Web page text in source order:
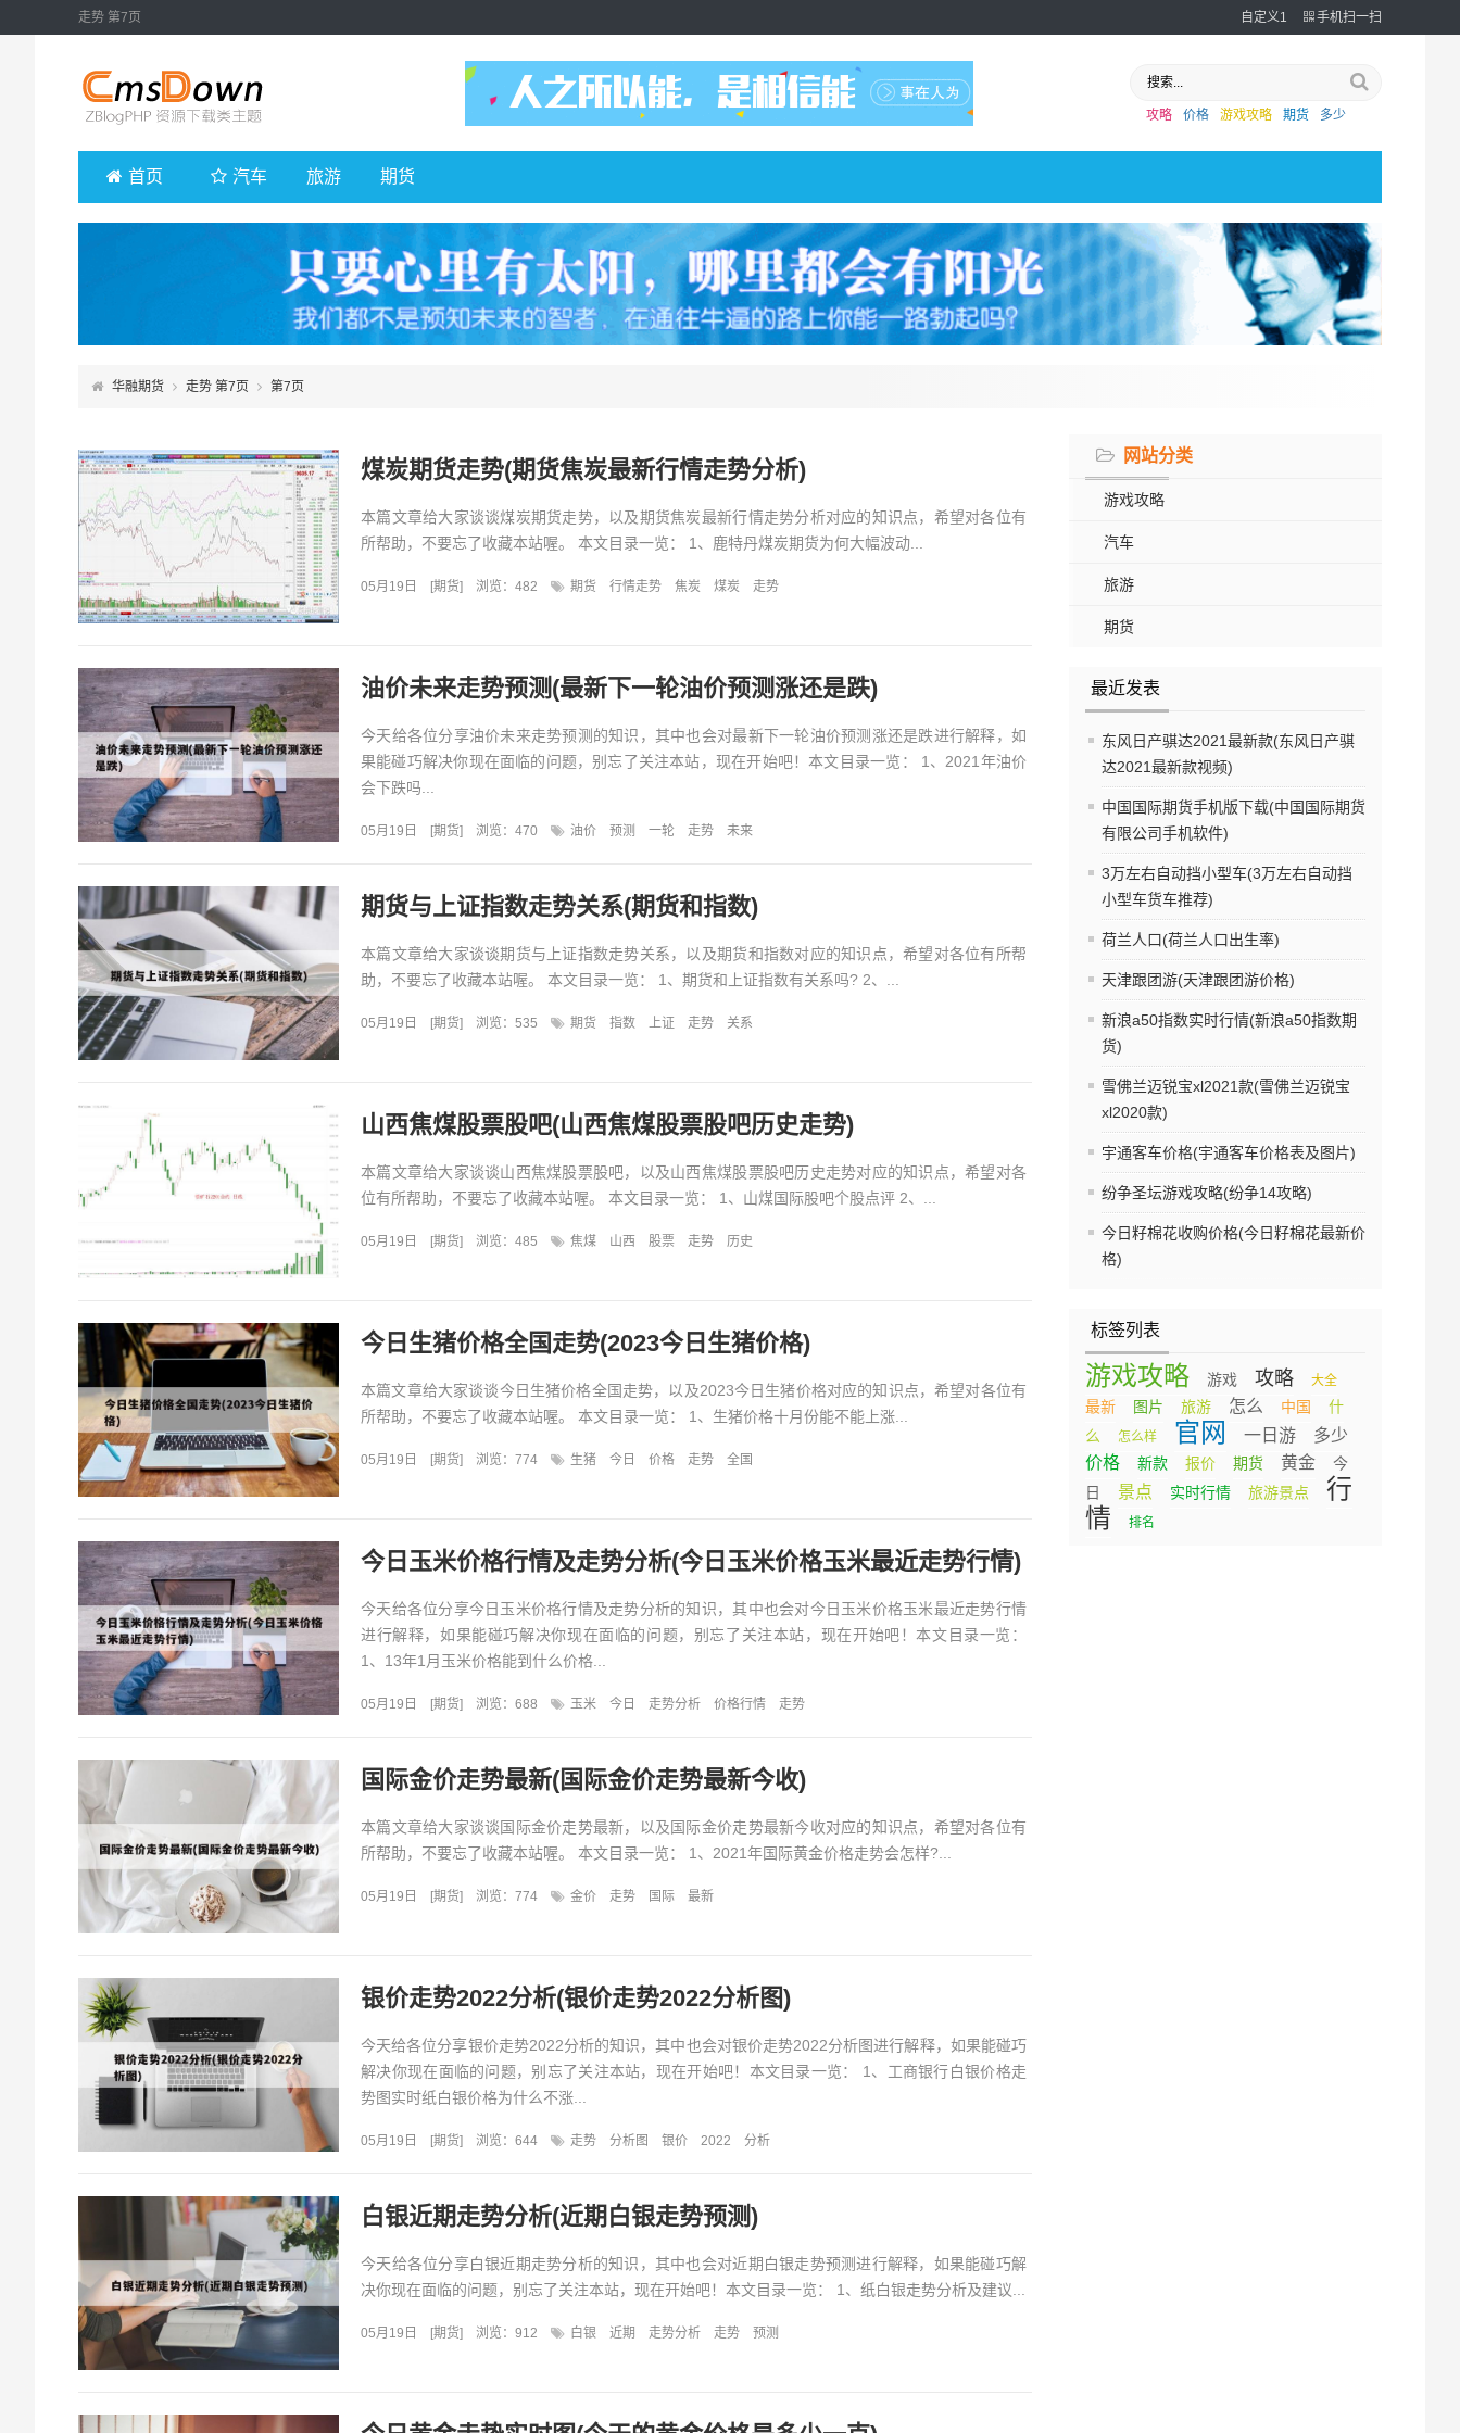
走势 第7页 自定义1 手机扫一扫
攻略 价格 游戏攻略 期货 多少
首页 汽车 旅游 期货
华融期货 走势 第7页 第7页
网站分类
游戏攻略
汽车
旅游
期货
最近发表
东风日产骐达2021最新款(东风日产骐
达2021最新款视频)
中国国际期货手机版下载(中国国际期货
有限公司手机软件)
3万左右自动挡小型车(3万左右自动挡
小型车货车推荐)
荷兰人口(荷兰人口出生率)
天津跟团游(天津跟团游价格)
新浪a50指数实时行情(新浪a50指数期
货)
雪佛兰迈锐宝xl2021款(雪佛兰迈锐宝
xl2020款)
宇通客车价格(宇通客车价格表及图片)
纷争圣坛游戏攻略(纷争14攻略)
今日籽棉花收购价格(今日籽棉花最新价
格)
标签列表
游戏攻略 游戏 攻略 大全
最新 图片 旅游 怎么 中国
什
么
怎么样 官网 一日游
多少
价格
新款 报价 期货 黄金
今
日
景点 实时行情 旅游景点
行
情
排名
煤炭期货走势(期货焦炭最新行情走势分析)
本篇文章给大家谈谈煤炭期货走势，以及期货焦炭最新行情走势分析对应的知识点，希望对各位有
所帮助，不要忘了收藏本站喔。 本文目录一览： 1、鹿特丹煤炭期货为何大幅波动...
05月19日 [期货] 浏览：482 期货 行情走势 焦炭 煤炭 走势
油价未来走势预测(最新下一轮油价预测涨还是跌)
今天给各位分享油价未来走势预测的知识，其中也会对最新下一轮油价预测涨还是跌进行解释，如
果能碰巧解决你现在面临的问题，别忘了关注本站，现在开始吧！本文目录一览： 1、2021年油价
会下跌吗...
05月19日 [期货] 浏览：470 油价 预测 一轮 走势 未来
期货与上证指数走势关系(期货和指数)
本篇文章给大家谈谈期货与上证指数走势关系，以及期货和指数对应的知识点，希望对各位有所帮
助，不要忘了收藏本站喔。 本文目录一览： 1、期货和上证指数有关系吗? 2、...
05月19日 [期货] 浏览：535 期货 指数 上证 走势 关系
山西焦煤股票股吧(山西焦煤股票股吧历史走势)
本篇文章给大家谈谈山西焦煤股票股吧，以及山西焦煤股票股吧历史走势对应的知识点，希望对各
位有所帮助，不要忘了收藏本站喔。 本文目录一览： 1、山煤国际股吧个股点评 2、...
05月19日 [期货] 浏览：485 焦煤 山西 股票 走势 历史
今日生猪价格全国走势(2023今日生猪价格)
本篇文章给大家谈谈今日生猪价格全国走势，以及2023今日生猪价格对应的知识点，希望对各位有
所帮助，不要忘了收藏本站喔。 本文目录一览： 1、生猪价格十月份能不能上涨...
05月19日 [期货] 浏览：774 生猪 今日 价格 走势 全国
今日玉米价格行情及走势分析(今日玉米价格玉米最近走势行情)
今天给各位分享今日玉米价格行情及走势分析的知识，其中也会对今日玉米价格玉米最近走势行情
进行解释，如果能碰巧解决你现在面临的问题，别忘了关注本站，现在开始吧！本文目录一览：
1、13年1月玉米价格能到什么价格...
05月19日 [期货] 浏览：688 玉米 今日 走势分析 价格行情 走势
国际金价走势最新(国际金价走势最新今收)
本篇文章给大家谈谈国际金价走势最新，以及国际金价走势最新今收对应的知识点，希望对各位有
所帮助，不要忘了收藏本站喔。 本文目录一览： 1、2021年国际黄金价格走势会怎样?...
05月19日 [期货] 浏览：774 金价 走势 国际 最新
银价走势2022分析(银价走势2022分析图)
今天给各位分享银价走势2022分析的知识，其中也会对银价走势2022分析图进行解释，如果能碰巧
解决你现在面临的问题，别忘了关注本站，现在开始吧！本文目录一览： 1、工商银行白银价格走
势图实时纸白银价格为什么不涨...
05月19日 [期货] 浏览：644 走势 分析图 银价 2022 分析
白银近期走势分析(近期白银走势预测)
今天给各位分享白银近期走势分析的知识，其中也会对近期白银走势预测进行解释，如果能碰巧解
决你现在面临的问题，别忘了关注本站，现在开始吧！本文目录一览： 1、纸白银走势分析及建议...
05月19日 [期货] 浏览：912 白银 近期 走势分析 走势 预测